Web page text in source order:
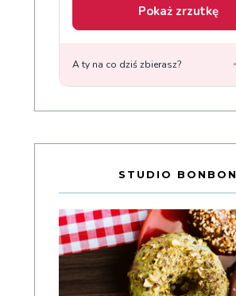
STUDIO BONBON